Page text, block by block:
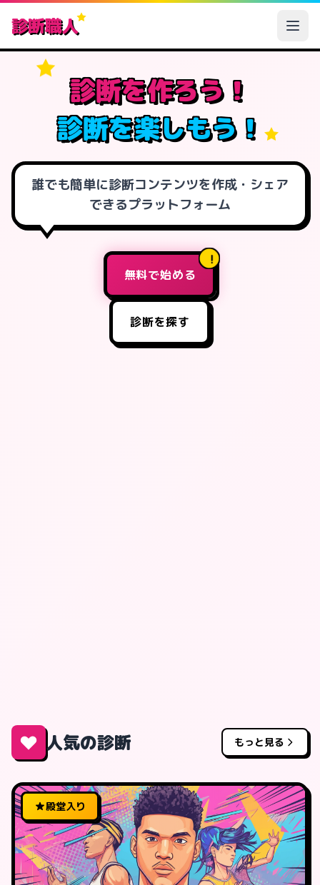
診断職人
診断を作ろう！
診断を楽しもう！
誰でも簡単に診断コンテンツを作成・シェア
できるプラットフォーム
無料で始める
診断を探す
人気の診断 もっと見る
殿堂入り